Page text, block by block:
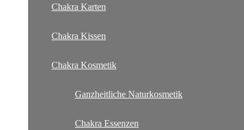
Chakra Karten
Chakra Kissen
Chakra Kosmetik
Ganzheitliche Naturkosmetik
Chakra Essenzen